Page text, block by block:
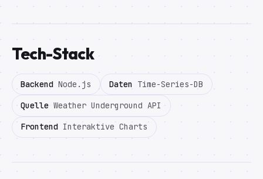
Tech-Stack
Backend Node.js Daten Time-Series-DB
Quelle Weather Underground API
Frontend Interaktive Charts